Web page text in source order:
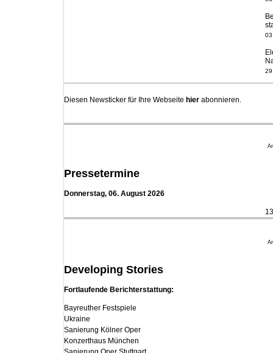
Diesen Newsticker für Ihre Webseite hierabonnieren.
Pressetermine
Donnerstag, 06. August 2026
Developing Stories
Fortlaufende Berichterstattung:
Bayreuther Festspiele
Ukraine
Sanierung Kölner Oper
Konzerthaus München